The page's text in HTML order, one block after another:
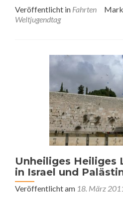
Veröffentlicht in Fahrten
Weltjugendtag
Unheiliges Heiliges
in Israel und
Veröffentlicht am 18. März